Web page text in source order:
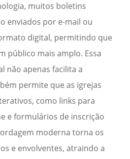
muitos boletins
enviados por e-mail ou
digital, permitindo que
público mais amplo. Essa
não apenas facilita a
permite que as igrejas
como links para
e formulários de inscrição
moderna torna os
e envolventes, atraindo a